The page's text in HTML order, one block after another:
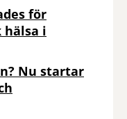
för
hälsa i
Nu startar